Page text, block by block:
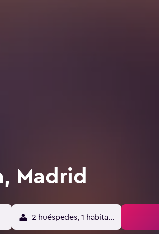
Madrid
2 huéspedes, 1 habitación